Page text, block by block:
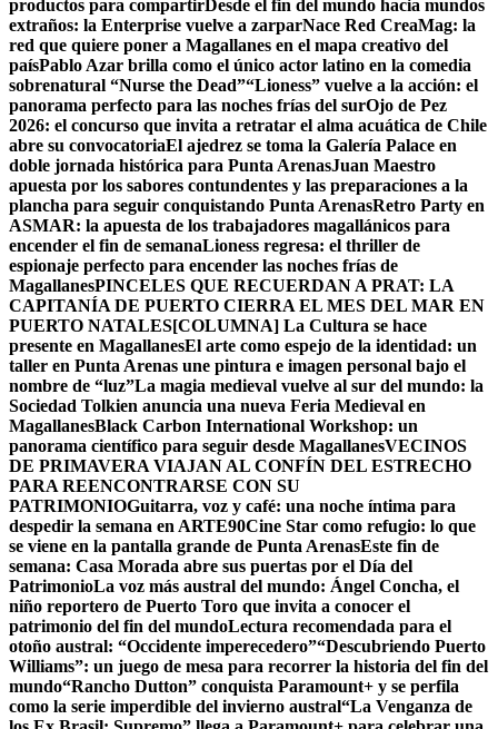
productos para compartirDesde el fin del mundo hacia mundos
extraños: la Enterprise vuelve a zarparNace Red CreaMag: la
red que quiere poner a Magallanes en el mapa creativo del
paísPablo Azar brilla como el único actor latino en la comedia
sobrenatural “Nurse the Dead”“Lioness” vuelve a la acción: el
panorama perfecto para las noches frías del surOjo de Pez
2026: el concurso que invita a retratar el alma acuática de Chile
abre su convocatoriaEl ajedrez se toma la Galería Palace en
doble jornada histórica para Punta ArenasJuan Maestro
apuesta por los sabores contundentes y las preparaciones a la
plancha para seguir conquistando Punta ArenasRetro Party en
ASMAR: la apuesta de los trabajadores magallánicos para
encender el fin de semanaLioness regresa: el thriller de
espionaje perfecto para encender las noches frías de
MagallanesPINCELES QUE RECUERDAN A PRAT: LA
CAPITANÍA DE PUERTO CIERRA EL MES DEL MAR EN
PUERTO NATALES[COLUMNA] La Cultura se hace
presente en MagallanesEl arte como espejo de la identidad: un
taller en Punta Arenas une pintura e imagen personal bajo el
nombre de “luz”La magia medieval vuelve al sur del mundo: la
Sociedad Tolkien anuncia una nueva Feria Medieval en
MagallanesBlack Carbon International Workshop: un
panorama científico para seguir desde MagallanesVECINOS
DE PRIMAVERA VIAJAN AL CONFÍN DEL ESTRECHO
PARA REENCONTRARSE CON SU
PATRIMONIOGuitarra, voz y café: una noche íntima para
despedir la semana en ARTE90Cine Star como refugio: lo que
se viene en la pantalla grande de Punta ArenasEste fin de
semana: Casa Morada abre sus puertas por el Día del
PatrimonioLa voz más austral del mundo: Ángel Concha, el
niño reportero de Puerto Toro que invita a conocer el
patrimonio del fin del mundoLectura recomendada para el
otoño austral: “Occidente imperecedero”“Descubriendo Puerto
Williams”: un juego de mesa para recorrer la historia del fin del
mundo“Rancho Dutton” conquista Paramount+ y se perfila
como la serie imperdible del invierno austral“La Venganza de